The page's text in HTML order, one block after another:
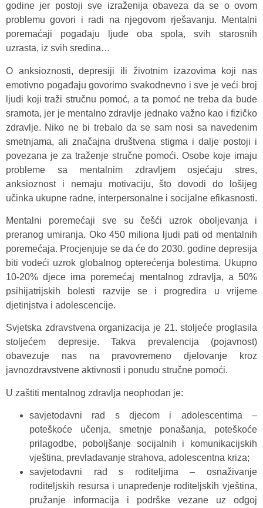
godine jer postoji sve izraženija obaveza da se o ovom
problemu govori i radi na njegovom rješavanju. Mentalni
poremaćaji pogađaju ljude oba spola, svih starosnih
uzrasta, iz svih sredina…
O anksioznosti, depresiji ili životnim izazovima koji nas
emotivno pogađaju govorimo svakodnevno i sve je veći broj
ljudi koji traži stručnu pomoć, a ta pomoć ne treba da bude
sramota, jer je mentalno zdravlje jednako važno kao i fizičko
zdravlje. Niko ne bi trebalo da se sam nosi sa navedenim
smetnjama, ali značajna društvena stigma i dalje postoji i
povezana je za traženje stručne pomoći. Osobe koje imaju
probleme sa mentalnim zdravljem osjećaju stres,
anksioznost i nemaju motivaciju, što dovodi do lošijeg
učinka ukupne radne, interpersonalne i socijalne efikasnosti.
Mentalni poremećaji sve su češći uzrok oboljevanja i
preranog umiranja. Oko 450 miliona ljudi pati od mentalnih
poremećaja. Procjenjuje se da će do 2030. godine depresija
biti vodeći uzrok globalnog opterećenja bolestima. Ukupno
10-20% djece ima poremećaj mentalnog zdravlja, a 50%
psihijatrijskih bolesti razvije se i progredira u vrijeme
djetinjstva i adolescencije.
Svjetska zdravstvena organizacija je 21. stoljeće proglasila
stoljećem depresije. Takva prevalencija (pojavnost)
obavezuje nas na pravovremeno djelovanje kroz
javnozdravstvene aktivnosti i ponudu stručne pomoći.
U zaštiti mentalnog zdravlja neophodan je:
savjetodavni rad s djecom i adolescentima –
poteškoće učenja, smetnje ponašanja, poteškoće
prilagodbe, poboljšanje socijalnih i komunikacijskih
vještina, prevladavanje strahova, adolescentna kriza;
savjetodavni rad s roditeljima – osnaživanje
roditeljskih resursa i unapređenje roditeljskih vještina,
pružanje informacija i podrške vezane uz odgoj